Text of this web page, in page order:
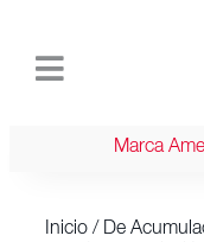
Marca
Inicio / De